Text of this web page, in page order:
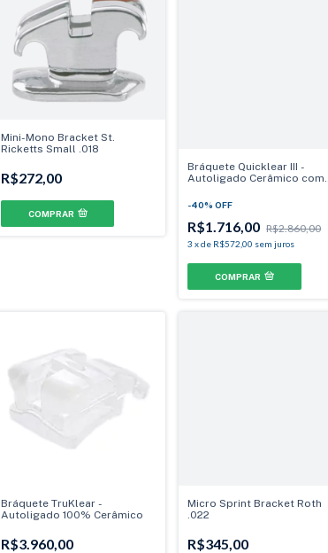
Mini-Mono Bracket St.
Ricketts Small .018
R$272,00
COMPRAR
Bráquete Quicklear III -
Autoligado Cerâmico com
-40%OFF
R$1.716,00 R$2.860,00
3 xde R$572,00 sem juros
COMPRAR
Bráquete TruKlear -
Autoligado 100% Cerâmico
R$3.960,00
Micro Sprint Bracket Roth
.022
R$345,00